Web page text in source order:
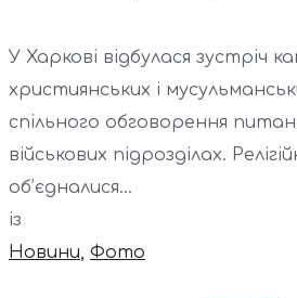
У Харкові відбулася зустріч
християнських і
спільного обговорення
військових підрозділах.
об’єдналися...
із
Новини, Фото